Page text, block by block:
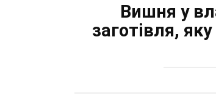
Вишня у
заготівля,